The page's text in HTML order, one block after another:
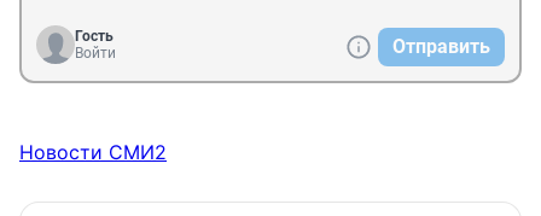
Гость
Войти
Отправить
Новости СМИ2